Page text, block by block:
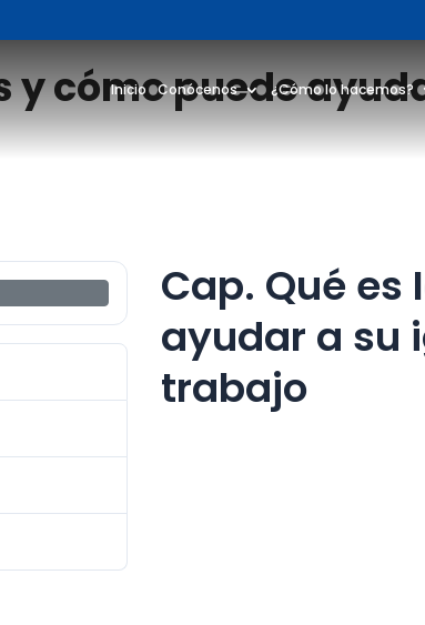
Inicio Conócenos ¿Cómo lo hacemos?
y cómo puede
Cap. Qué
ayudar a su
trabajo